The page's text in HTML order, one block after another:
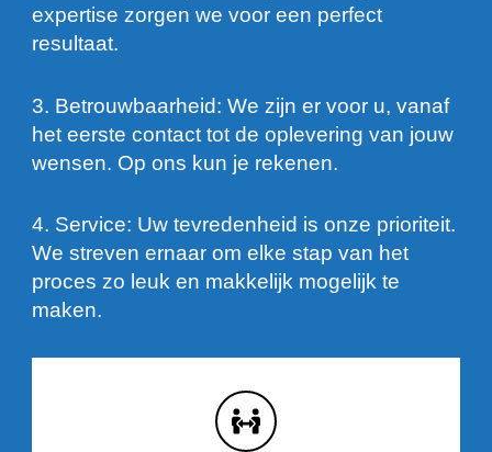
expertise zorgen we voor een perfect
resultaat.
3. Betrouwbaarheid: We zijn er voor u, vanaf
het eerste contact tot de oplevering van jouw
wensen. Op ons kun je rekenen.
4. Service: Uw tevredenheid is onze prioriteit.
We streven ernaar om elke stap van het
proces zo leuk en makkelijk mogelijk te
maken.